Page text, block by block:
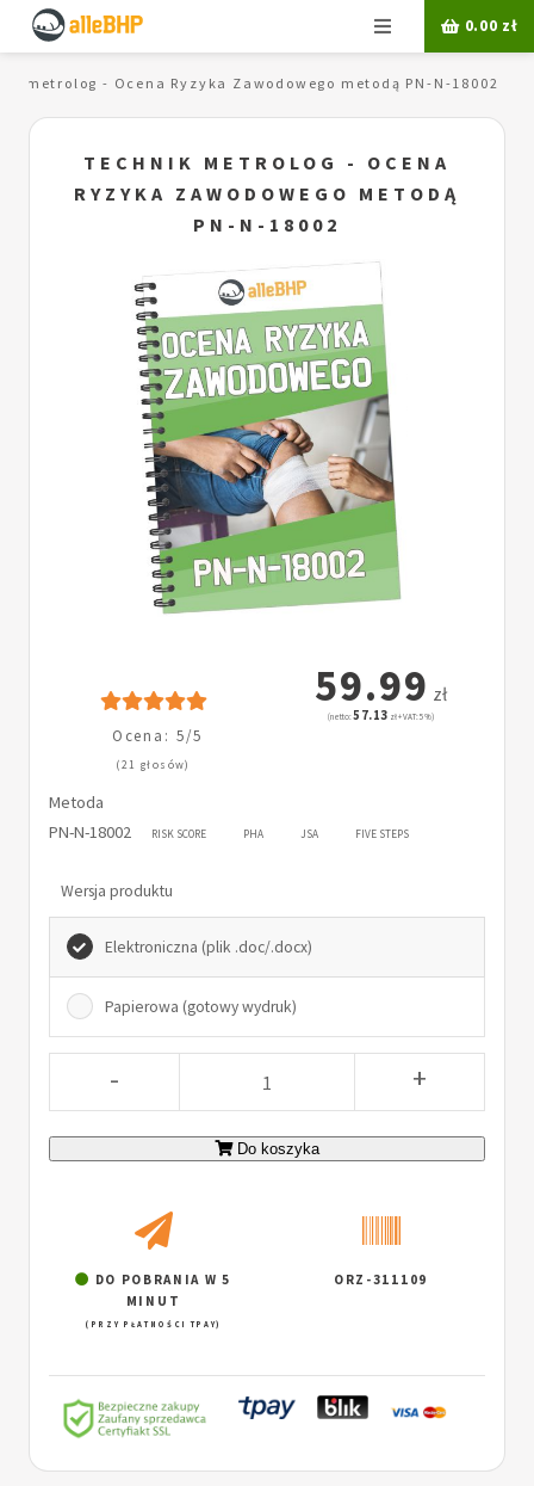
Menu 0.00 zł
metrolog - Ocena Ryzyka Zawodowego metodą PN-N-18002
TECHNIK METROLOG - OCENA
RYZYKA ZAWODOWEGO METODĄ
PN-N-18002
Ocena: 5/5
(21 głosów)
59.99 zł
(netto:57.13 zł + VAT: 5%)
Metoda
PN-N-18002
RISK SCORE PHA JSA FIVE STEPS
Wersja produktu
Elektroniczna (plik .doc/.docx)
Papierowa (gotowy wydruk)
- +
Do koszyka
DO POBRANIA W 5
MINUT
(PRZY PŁATNOŚCI TPAY)
ORZ-311109